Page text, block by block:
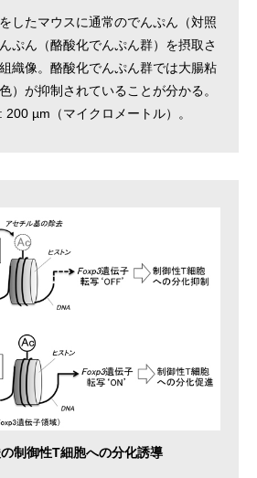
したマウスに通常のでんぷん（対照
ぷん（酪酸化でんぷん群）を摂取さ
織像。酪酸化でんぷん群では大腸粘
）が抑制されていることが分かる。
µm（マイクロメートル）。
制御性T細胞への分化誘導